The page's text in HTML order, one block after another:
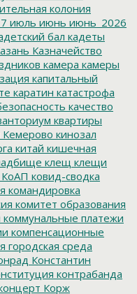
колония
июль июнь июнь_2026
бал кадеты
Казначейство
камера камеры
капитальный
каратин катастрофа
качество
квартиры
Кемерово кинозал
китай кишечная
клещ клещи
КоАП ковид-сводка
командировка
комитет образования
коммунальные платежи
компенсационные
городская среда
Константин
контрабанда
Корж